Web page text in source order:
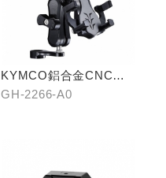
KYMCO鋁合金CNC減
震手機架
GH-2266-A0